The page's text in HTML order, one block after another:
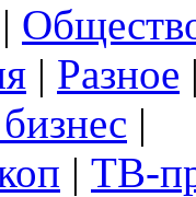
|
| Разное
|
| ТВ-